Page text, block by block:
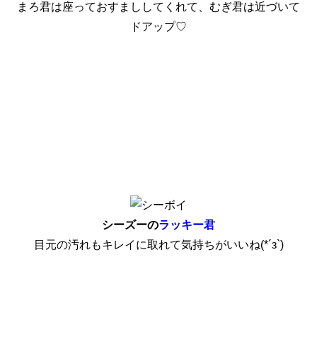
まろ君は座っておすまししてくれて、むぎ君は近づいて
ドアップ♡
シーズーのラッキー君
目元の汚れもキレイに取れて気持ちがいいね(*´з`)